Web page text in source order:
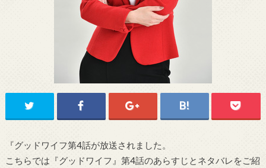
『グッドワイフ第4話が放送されました。
こちらでは『グッドワイフ』第4話のあらすじとネタバレをご紹